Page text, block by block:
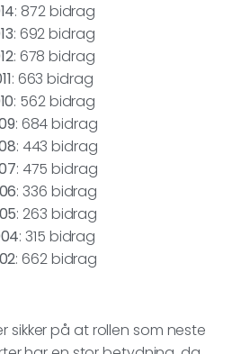
: 872 bidrag
: 692 bidrag
: 678 bidrag
: 663 bidrag
: 562 bidrag
: 684 bidrag
: 443 bidrag
: 475 bidrag
: 336 bidrag
: 263 bidrag
: 315 bidrag
: 662 bidrag
sikker på at rollen som neste